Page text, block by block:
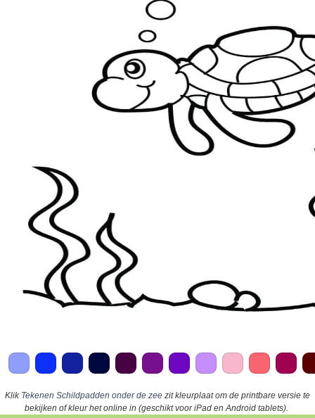
Klik Tekenen Schildpadden onder de zee zit kleurplaat om de printbare versie te
bekijken of kleur het online in (geschikt voor iPad en Android tablets).